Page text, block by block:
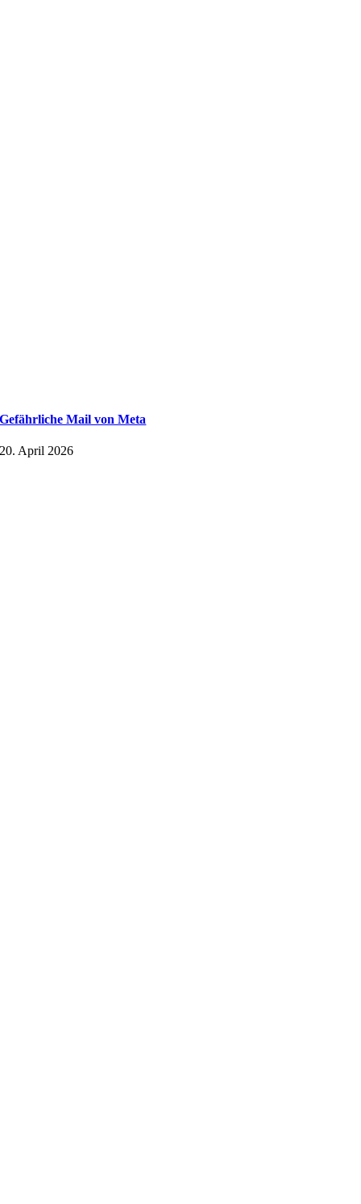
Gefährliche Mail von Meta
20. April 2026